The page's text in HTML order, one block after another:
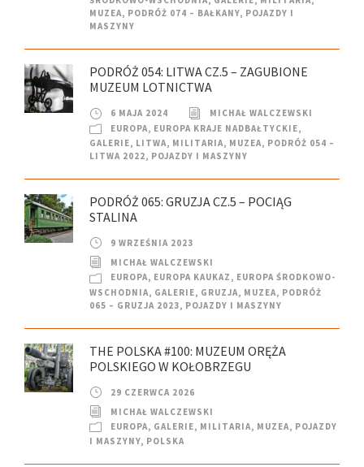
MUZEA, PODRÓŻ 074 – BAŁKANY, POJAZDY I
MASZYNY
PODRÓŻ 054: LITWA CZ.5 – ZAGUBIONE
MUZEUM LOTNICTWA
6 MAJA 2024
MICHAŁ WALCZEWSKI
EUROPA, EUROPA KRAJE NADBAŁTYCKIE,
GALERIE, LITWA, MILITARIA, MUZEA, PODRÓŻ 054 –
LITWA 2022, POJAZDY I MASZYNY
PODRÓŻ 065: GRUZJA CZ.5 – POCIĄG
STALINA
9 WRZEŚNIA 2023
MICHAŁ WALCZEWSKI
EUROPA, EUROPA KAUKAZ , EUROPA ŚRODKOWO-
WSCHODNIA, GALERIE, GRUZJA, MUZEA, PODRÓŻ
065 – GRUZJA 2023, POJAZDY I MASZYNY
THE POLSKA #100: MUZEUM ORĘŻA
POLSKIEGO W KOŁOBRZEGU
29 CZERWCA 2026
MICHAŁ WALCZEWSKI
EUROPA, GALERIE, MILITARIA, MUZEA, POJAZDY
I MASZYNY, POLSKA